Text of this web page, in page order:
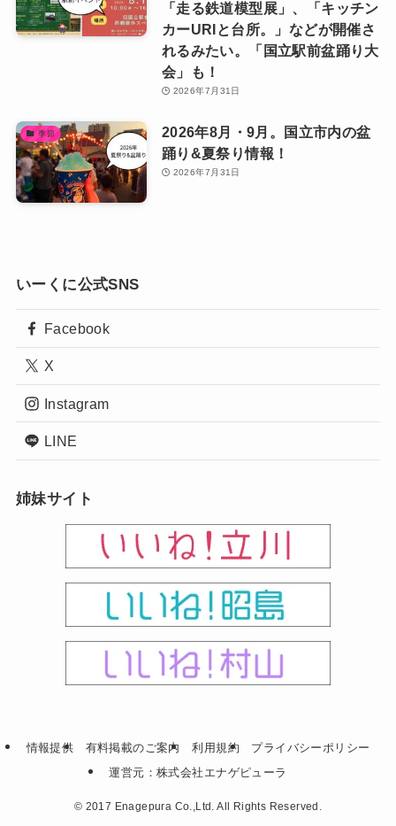
「走る鉄道模型展」、「キッチン
カーURIと台所。」などが開催さ
れるみたい。「国立駅前盆踊り大
会」も！
2026年7月31日
季節
2026年8月・9月。国立市内の盆
踊り&夏祭り情報！
2026年7月31日
いーくに公式SNS
Facebook
X
Instagram
LINE
姉妹サイト
情報提供 有料掲載のご案内 利用規約
プライバシーポリシー
運営元：株式会社エナゲピューラ
© 2017 Enagepura Co.,Ltd. All Rights Reserved.